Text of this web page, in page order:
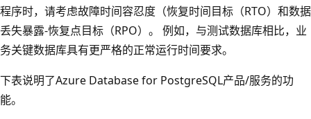
程序时，请考虑故障时间容忍度（恢复时间目标（RTO）和数据
丢失暴露-恢复点目标（RPO）。 例如，与测试数据库相比，业
务关键数据库具有更严格的正常运行时间要求。
下表说明了Azure Database for PostgreSQL产品/服务的功
能。